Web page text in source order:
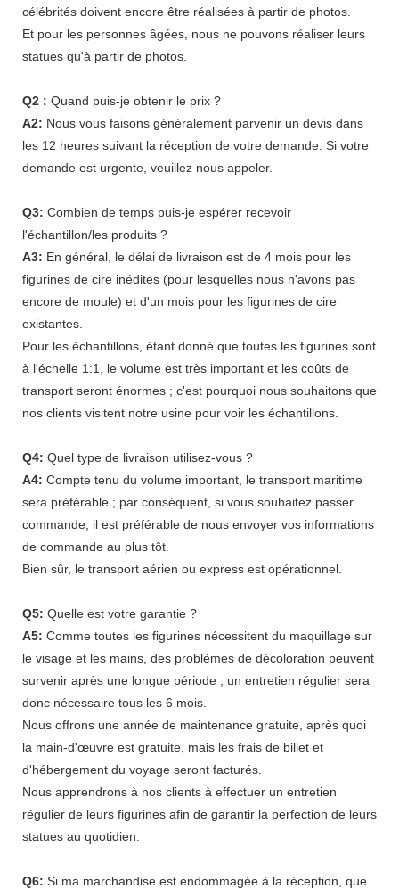
célébrités doivent encore être réalisées à partir de photos.
Et pour les personnes âgées, nous ne pouvons réaliser leurs
statues qu'à partir de photos.
Q2 : Quand puis-je obtenir le prix ?
A2: Nous vous faisons généralement parvenir un devis dans
les 12 heures suivant la réception de votre demande. Si votre
demande est urgente, veuillez nous appeler.
Q3: Combien de temps puis-je espérer recevoir
l'échantillon/les produits ?
A3: En général, le délai de livraison est de 4 mois pour les
figurines de cire inédites (pour lesquelles nous n'avons pas
encore de moule) et d'un mois pour les figurines de cire
existantes.
Pour les échantillons, étant donné que toutes les figurines sont
à l'échelle 1:1, le volume est très important et les coûts de
transport seront énormes ; c'est pourquoi nous souhaitons que
nos clients visitent notre usine pour voir les échantillons.
Q4: Quel type de livraison utilisez-vous ?
A4: Compte tenu du volume important, le transport maritime
sera préférable ; par conséquent, si vous souhaitez passer
commande, il est préférable de nous envoyer vos informations
de commande au plus tôt.
Bien sûr, le transport aérien ou express est opérationnel.
Q5: Quelle est votre garantie ?
A5: Comme toutes les figurines nécessitent du maquillage sur
le visage et les mains, des problèmes de décoloration peuvent
survenir après une longue période ; un entretien régulier sera
donc nécessaire tous les 6 mois.
Nous offrons une année de maintenance gratuite, après quoi
la main-d'œuvre est gratuite, mais les frais de billet et
d'hébergement du voyage seront facturés.
Nous apprendrons à nos clients à effectuer un entretien
régulier de leurs figurines afin de garantir la perfection de leurs
statues au quotidien.
Q6: Si ma marchandise est endommagée à la réception, que